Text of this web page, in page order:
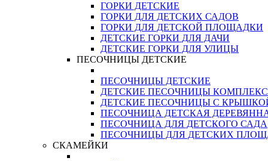
ГОРКИ ДЕТСКИЕ
ГОРКИ ДЛЯ ДЕТСКИХ САДОВ
ГОРКИ ДЛЯ ДЕТСКОЙ ПЛОЩАДКИ
ДЕТСКИЕ ГОРКИ ДЛЯ ДАЧИ
ДЕТСКИЕ ГОРКИ ДЛЯ УЛИЦЫ
ПЕСОЧНИЦЫ ДЕТСКИЕ
ПЕСОЧНИЦЫ ДЕТСКИЕ
ДЕТСКИЕ ПЕСОЧНИЦЫ
ДЕТСКИЕ ПЕСОЧНИЦЫ С
ПЕСОЧНИЦА ДЕТСКАЯ
ПЕСОЧНИЦА ДЛЯ ДЕТСКОГО САДА
ПЕСОЧНИЦЫ ДЛЯ ДЕТСКИХ
СКАМЕЙКИ